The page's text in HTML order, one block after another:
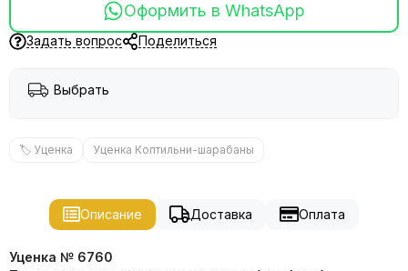
Оформить в WhatsApp
Задать вопрос Поделиться
Выбрать
🏷 Уценка Уценка Коптильни-шарабаны
Описание Доставка Оплата
Уценка № 6760